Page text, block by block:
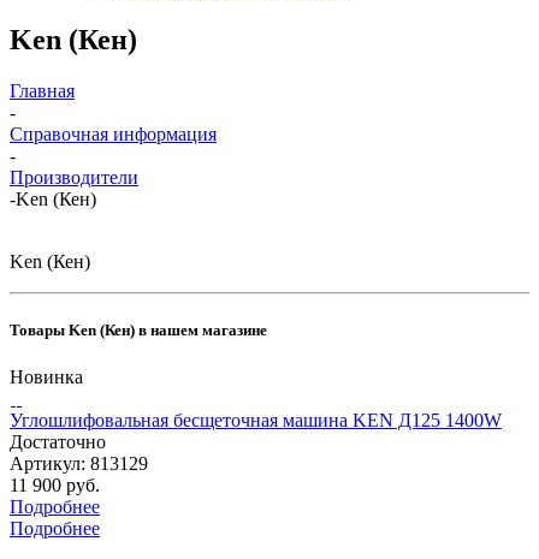
Ken (Кен)
Главная
-
Справочная информация
-
Производители
-Ken (Кен)
Ken (Кен)
Товары Ken (Кен) в нашем магазине
Новинка
Углошлифовальная бесщеточная машина KEN Д125 1400W
Достаточно
Артикул: 813129
11 900 руб.
Подробнее
Подробнее